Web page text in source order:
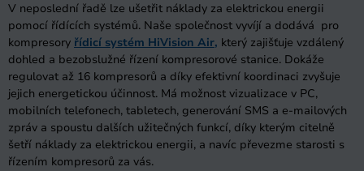
V neposlední řadě lze ušetřit náklady za elektrickou energii
pomocí řídících systémů. Naše společnost vyvíjí a dodává pro
kompresory řídicí systém HiVision Air, který zajišťuje vzdálený
dohled a bezobslužné řízení kompresorové stanice. Dokáže
regulovat až 16 kompresorů a díky efektivní koordinaci zvyšuje
jejich energetickou účinnost. Má možnost vizualizace v PC,
mobilních telefonech, tabletech, generování SMS a e-mailových
zpráv a spoustu dalších užitečných funkcí, díky kterým citelně
šetří náklady za elektrickou energii, a navíc převezme starosti s
řízením kompresorů za vás.